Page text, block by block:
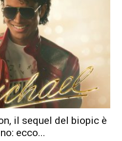
il sequel del biopic è
ecco...